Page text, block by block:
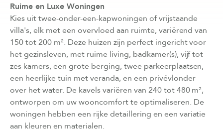
Ruime en Luxe Woningen
Kies uit twee-onder-een-kapwoningen of vrijstaande
villa's, elk met een overvloed aan ruimte, variërend van
150 tot 200 m². Deze huizen zijn perfect ingericht voor
het gezinsleven, met ruime living, badkamer(s), vijf tot
zes kamers, een grote berging, twee parkeerplaatsen,
een heerlijke tuin met veranda, en een privévlonder
over het water. De kavels variëren van 240 tot 480 m²,
ontworpen om uw wooncomfort te optimaliseren. De
woningen hebben een rijke detaillering en een variatie
aan kleuren en materialen.